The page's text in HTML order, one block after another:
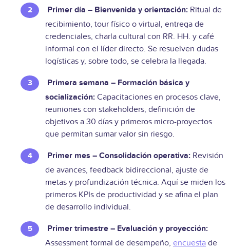
Primer día – Bienvenida y orientación: Ritual de
recibimiento, tour físico o virtual, entrega de
credenciales, charla cultural con RR. HH. y café
informal con el líder directo. Se resuelven dudas
logísticas y, sobre todo, se celebra la llegada.
Primera semana – Formación básica y
socialización: Capacitaciones en procesos clave,
reuniones con stakeholders, definición de
objetivos a 30 días y primeros micro-proyectos
que permitan sumar valor sin riesgo.
Primer mes – Consolidación operativa: Revisión
de avances, feedback bidireccional, ajuste de
metas y profundización técnica. Aquí se miden los
primeros KPIs de productividad y se afina el plan
de desarrollo individual.
Primer trimestre – Evaluación y proyección:
Assessment formal de desempeño, encuesta de